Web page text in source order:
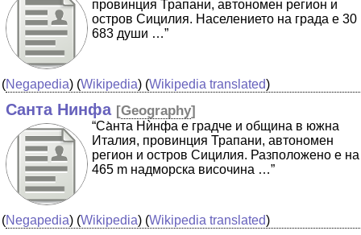
провинция Трапани, автономен регион и
остров Сицилия. Населението на града е 30
683 души …”
(Negapedia) (Wikipedia) (Wikipedia translated)
Санта Нинфа [Geography]
“Са̀нта Нѝнфа е градче и община в южна
Италия, провинция Трапани, автономен
регион и остров Сицилия. Разположено е на
465 m надморска височина …”
(Negapedia) (Wikipedia) (Wikipedia translated)